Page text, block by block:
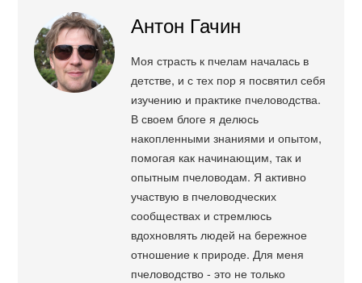
Антон Гачин
Моя страсть к пчелам началась в
детстве, и с тех пор я посвятил себя
изучению и практике пчеловодства.
В своем блоге я делюсь
накопленными знаниями и опытом,
помогая как начинающим, так и
опытным пчеловодам. Я активно
участвую в пчеловодческих
сообществах и стремлюсь
вдохновлять людей на бережное
отношение к природе. Для меня
пчеловодство - это не только